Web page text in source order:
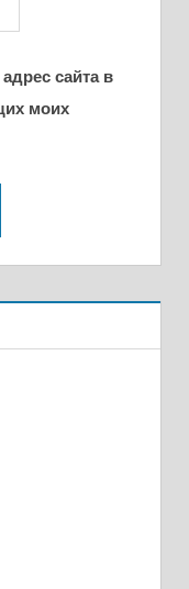
сайта в
моих